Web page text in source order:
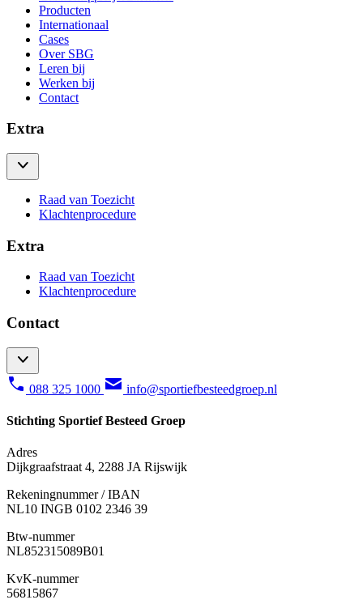
Producten
Internationaal
Cases
Over SBG
Leren bij
Werken bij
Contact
Extra
Raad van Toezicht
Klachtenprocedure
Extra
Raad van Toezicht
Klachtenprocedure
Contact
088 325 1000 info@sportiefbesteedgroep.nl
Stichting Sportief Besteed Groep
Adres
Dijkgraafstraat 4, 2288 JA Rijswijk
Rekeningnummer / IBAN
NL10 INGB 0102 2346 39
Btw-nummer
NL852315089B01
KvK-nummer
56815867